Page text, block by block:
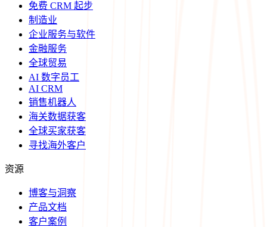
免费 CRM 起步
制造业
企业服务与软件
金融服务
全球贸易
AI 数字员工
AI CRM
销售机器人
海关数据获客
全球买家获客
寻找海外客户
资源
博客与洞察
产品文档
客户案例